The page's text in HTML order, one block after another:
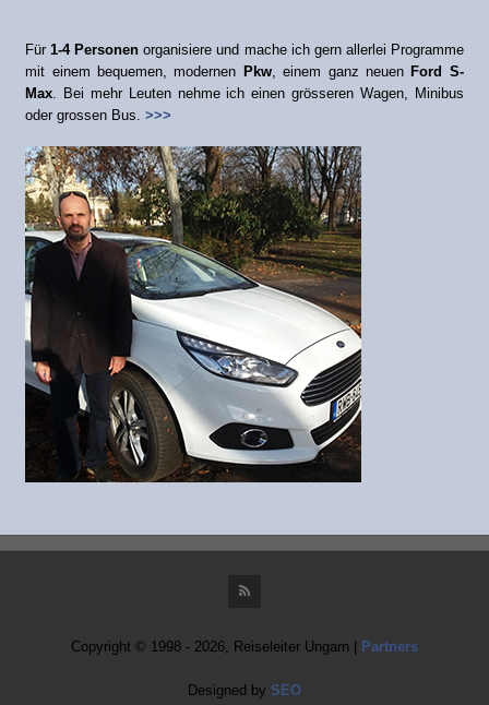
Für 1-4 Personen organisiere und mache ich gern allerlei Programme
mit einem bequemen, modernen Pkw, einem ganz neuenFord S-
Max . Bei mehr Leuten nehme ich einen grösseren Wagen, Minibus
oder grossen Bus.>>>
Copyright © 1998 - 2026, Reiseleiter Ungarn | Partners
Designed by SEO